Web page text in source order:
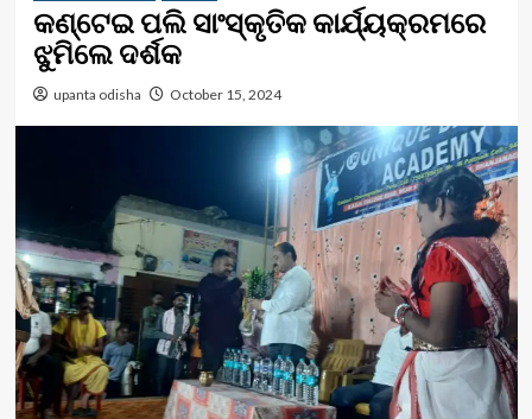
କଣ୍ଟେଇ ପଲି ସାଂସ୍କୃତିକ କାର୍ଯ୍ୟକ୍ରମରେ
ଝୁମିଲେ ଦର୍ଶକ
upanta odisha October 15, 2024